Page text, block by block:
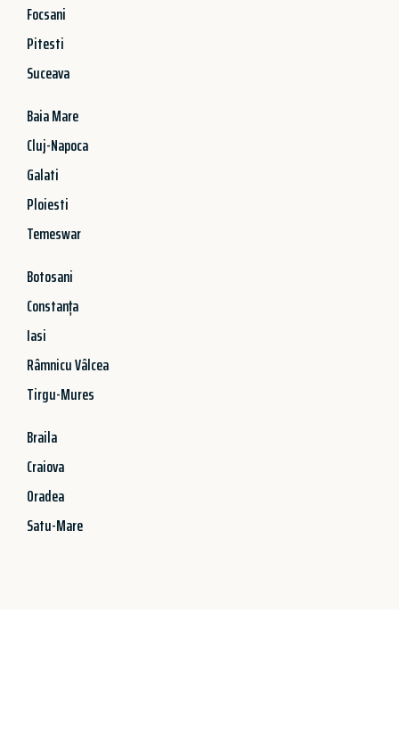
Focsani
Pitesti
Suceava
Baia Mare
Cluj-Napoca
Galati
Ploiesti
Temeswar
Botosani
Constanța
Iasi
Râmnicu Vâlcea
Tirgu-Mures
Braila
Craiova
Oradea
Satu-Mare